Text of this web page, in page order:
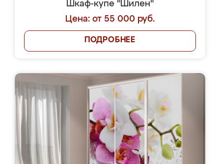
Шкаф-купе "Шилен"
Цена: от 55 000 руб.
ПОДРОБНЕЕ